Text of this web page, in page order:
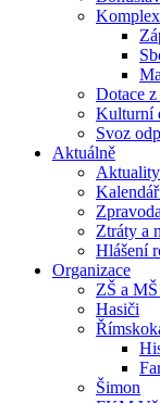
Dotace
Kulturní
Svoz
Aktuálně
Aktuality
Ztráty a
Hlášení
Organizace
ZŠ a
Hasiči
Šimon